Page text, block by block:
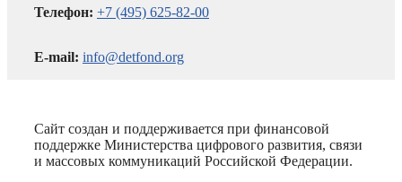
Телефон: +7 (495) 625-82-00
E-mail: info@detfond.org
Сайт создан и поддерживается при финансовой
поддержке Министерства цифрового развития, связи
и массовых коммуникаций Российской Федерации.